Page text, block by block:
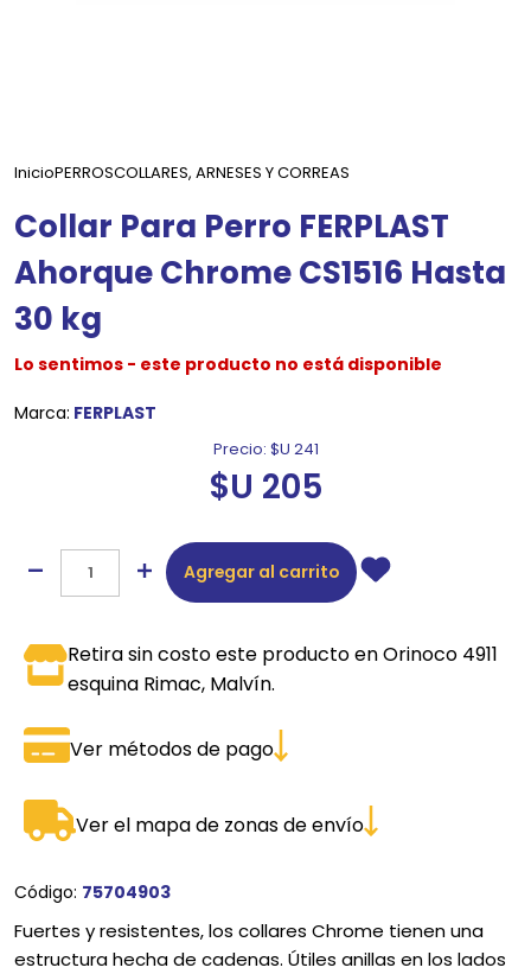
InicioPERROSCOLLARES, ARNESES Y CORREAS
Collar Para Perro FERPLAST
Ahorque Chrome CS1516 Hasta
30 kg
Lo sentimos - este producto no está disponible
Marca: FERPLAST
Precio: $U 241
$U 205
Agregar al carrito
Retira sin costo este producto en Orinoco 4911
esquina Rimac, Malvín.
Ver métodos de pago
Ver el mapa de zonas de envío
Código: 75704903
Fuertes y resistentes, los collares Chrome tienen una
estructura hecha de cadenas. Útiles anillas en los lados